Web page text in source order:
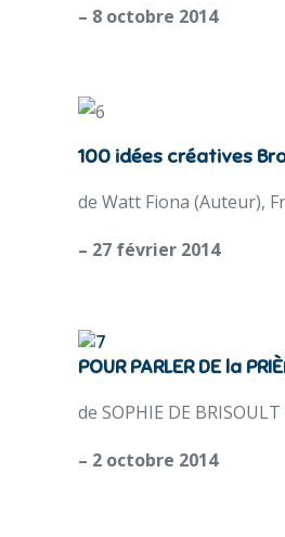
– 8 octobre 2014
100 idées créatives
de Watt Fiona (Auteur),
– 27 février 2014
POUR PARLER DE la
de SOPHIE DE
– 2 octobre 2014